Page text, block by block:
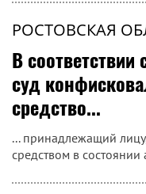
РОСТОВСКАЯ
В соответствии
суд
средство...
... принадлежащий
средством в